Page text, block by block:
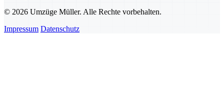
© 2026 Umzüge Müller. Alle Rechte vorbehalten.
Impressum Datenschutz